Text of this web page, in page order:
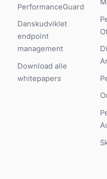
PerformanceGuard
Danskudviklet
endpoint
management
Download alle
whitepapers